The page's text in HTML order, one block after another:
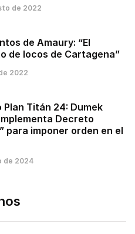
de 2022
de Amaury: “El
de locos de Cartagena”
2022
Titán 24: Dumek
Decreto
para imponer orden en el
de 2024